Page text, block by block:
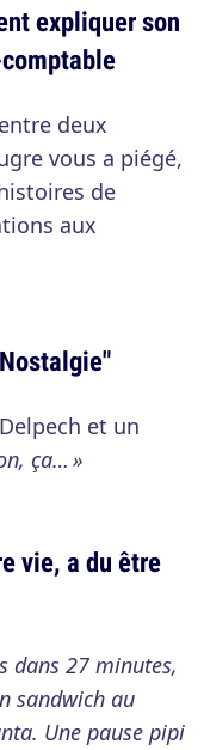
expliquer son
deux
vous a piégé,
de
aux
et un
ça… »
vie, a du être
dans 27 minutes,
sandwich au
Une pause pipi